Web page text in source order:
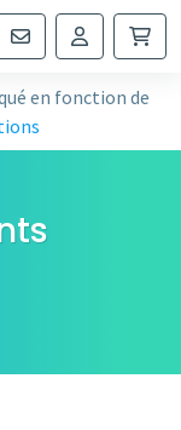
en fonction de